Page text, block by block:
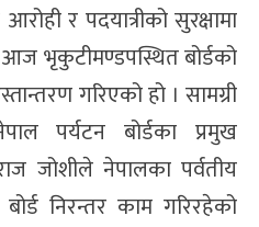
र पदयात्रीको सुरक्षामा
भृकुटीमण्डपस्थित बोर्डको
गरिएको हो । सामग्री
पर्यटन बोर्डका प्रमुख
जोशीले नेपालका पर्वतीय
निरन्तर काम गरिरहेको